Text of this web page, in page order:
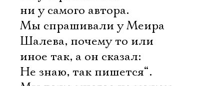
ни у самого автора.
Мы спрашивали у Меира
Шалева, почему то или
иное так, а он сказал:
Не знаю, так пишется“.